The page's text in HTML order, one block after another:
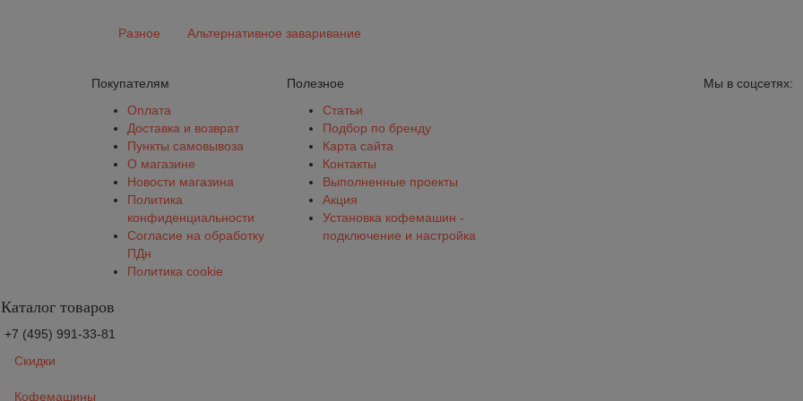
Разное Альтернативное заваривание
Покупателям
Оплата
Доставка и возврат
Пункты самовывоза
О магазине
Новости магазина
Политика
конфиденциальности
Согласие на обработку
ПДн
Политика cookie
Полезное
Статьи
Подбор по бренду
Карта сайта
Контакты
Выполненные проекты
Акция
Установка кофемашин -
подключение и настройка
Мы в соцсетях:
Каталог товаров
+7 (495) 991-33-81
Скидки
Кофемашины